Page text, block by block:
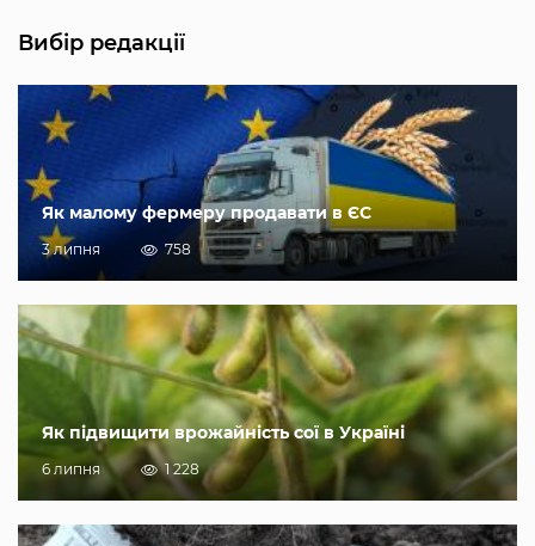
Вибір редакції
Як малому фермеру продавати в ЄС
3 липня 758
Як підвищити врожайність сої в Україні
6 липня 1 228